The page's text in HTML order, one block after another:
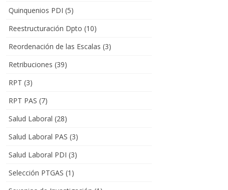
Quinquenios PDI (5)
Reestructuración Dpto (10)
Reordenación de las Escalas (3)
Retribuciones (39)
RPT (3)
RPT PAS (7)
Salud Laboral (28)
Salud Laboral PAS (3)
Salud Laboral PDI (3)
Selección PTGAS (1)